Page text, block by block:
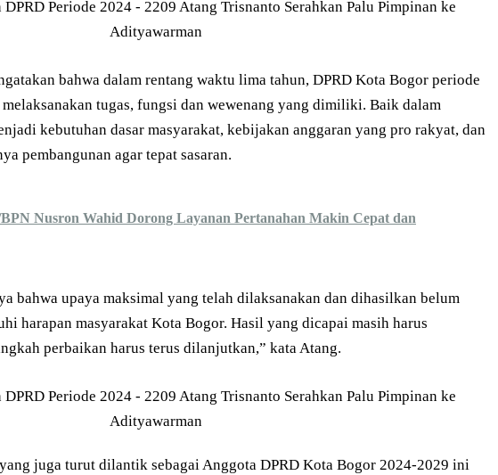
bahwa dalam rentang waktu lima tahun, DPRD Kota Bogor periode
tugas, fungsi dan wewenang yang dimiliki. Baik dalam
kebutuhan dasar masyarakat, kebijakan anggaran yang pro rakyat, dan
pembangunan agar tepat sasaran.
Nusron Wahid Dorong Layanan Pertanahan Makin Cepat dan
bahwa upaya maksimal yang telah dilaksanakan dan dihasilkan belum
harapan masyarakat Kota Bogor. Hasil yang dicapai masih harus
perbaikan harus terus dilanjutkan,” kata Atang.
juga turut dilantik sebagai Anggota DPRD Kota Bogor 2024-2029 ini